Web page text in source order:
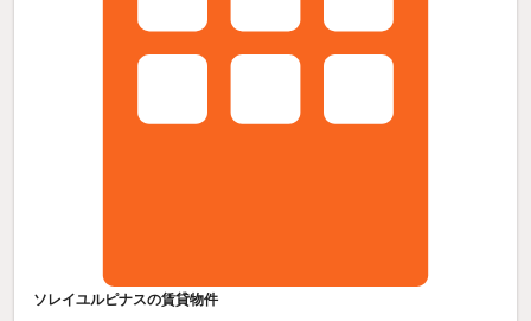
ソレイユルピナスの賃貸物件